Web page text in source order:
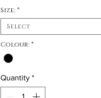
Size: *
Select
Colour: *
Quantity *